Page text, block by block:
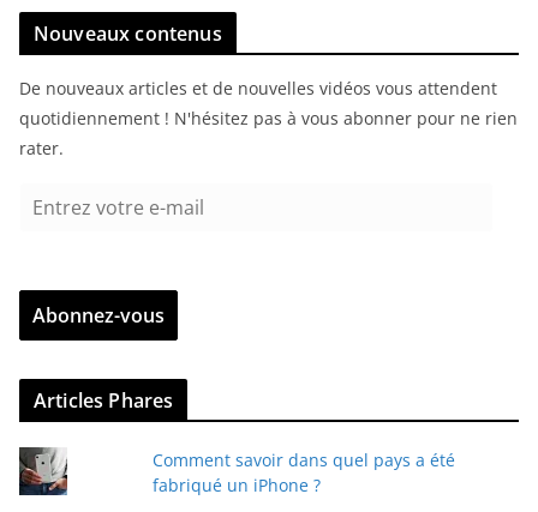
Nouveaux contenus
De nouveaux articles et de nouvelles vidéos vous attendent
quotidiennement ! N'hésitez pas à vous abonner pour ne rien
rater.
r
z
v
r
e
Abonnez-vous
Articles Phares
Comment savoir dans quel pays a été
fabriqué un iPhone ?